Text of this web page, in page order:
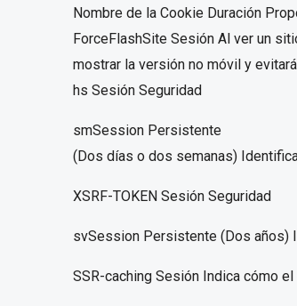
Nombre de la Cookie Duración
ForceFlashSite Sesión Al ver un
mostrar la versión no móvil y
hs Sesión Seguridad
smSession Persistente
(Dos días o dos semanas)
XSRF-TOKEN Sesión Seguridad
svSession Persistente (Dos años)
SSR-caching Sesión Indica cómo